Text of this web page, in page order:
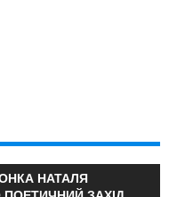
НАТАЛЯ